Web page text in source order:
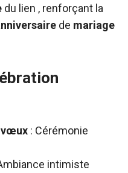
du lien , renforçant la
de mariage
vœux : Cérémonie
intimiste